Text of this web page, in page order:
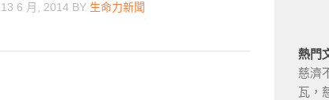
13 6 月, 2014BY 生命力新聞
熱門
慈濟
瓦，